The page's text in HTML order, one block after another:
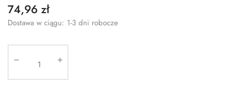
74,96 zł
Dostawa w ciągu: 1-3 dni robocze